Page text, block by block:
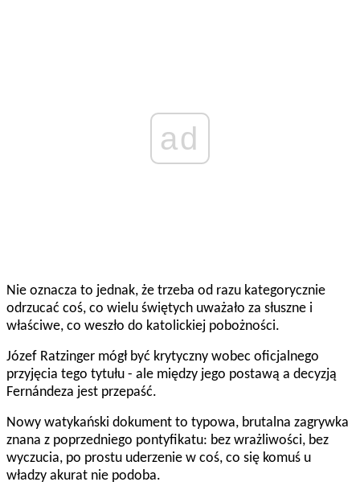
ad
Nie oznacza to jednak, że trzeba od razu kategorycznie
odrzucać coś, co wielu świętych uważało za słuszne i
właściwe, co weszło do katolickiej pobożności.
Józef Ratzinger mógł być krytyczny wobec oficjalnego
przyjęcia tego tytułu - ale między jego postawą a decyzją
Fernándeza jest przepaść.
Nowy watykański dokument to typowa, brutalna zagrywka
znana z poprzedniego pontyfikatu: bez wrażliwości, bez
wyczucia, po prostu uderzenie w coś, co się komuś u
władzy akurat nie podoba.